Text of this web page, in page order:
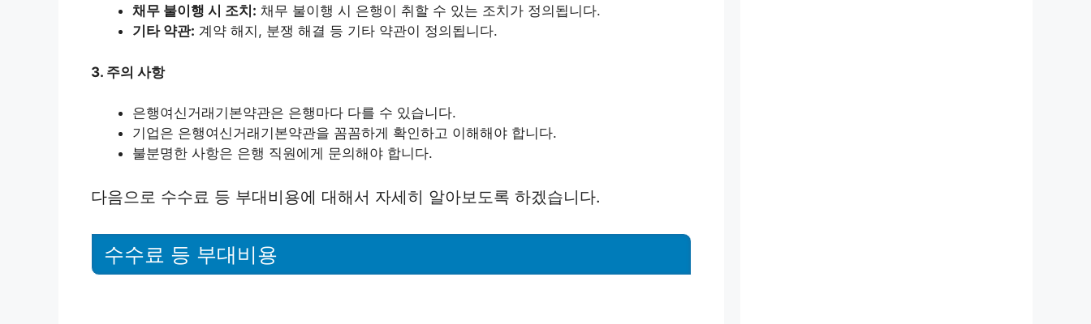
채무 불이행 시 조치: 채무 불이행 시 은행이 취할 수 있는 조치가 정의됩니다.
기타 약관: 계약 해지, 분쟁 해결 등 기타 약관이 정의됩니다.
3. 주의 사항
은행여신거래기본약관은 은행마다 다를 수 있습니다.
기업은 은행여신거래기본약관을 꼼꼼하게 확인하고 이해해야 합니다.
불분명한 사항은 은행 직원에게 문의해야 합니다.
다음으로 수수료 등 부대비용에 대해서 자세히 알아보도록 하겠습니다.
수수료 등 부대비용